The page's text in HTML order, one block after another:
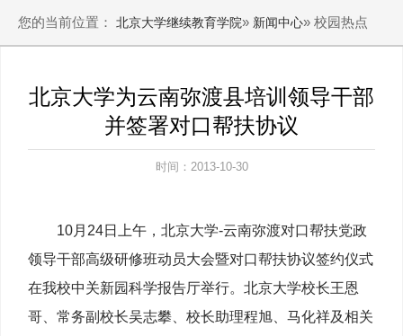
您的当前位置： 北京大学继续教育学院» 新闻中心» 校园热点
北京大学为云南弥渡县培训领导干部
并签署对口帮扶协议
时间：2013-10-30
10月24日上午，北京大学-云南弥渡对口帮扶党政
领导干部高级研修班动员大会暨对口帮扶协议签约仪式
在我校中关新园科学报告厅举行。北京大学校长王恩
哥、常务副校长吴志攀、校长助理程旭、马化祥及相关